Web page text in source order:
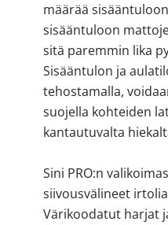
määrää
sisääntuloon
sitä paremmin lika
Sisääntulon ja
tehostamalla,
suojella kohteiden
kantautuvalta
Sini PRO:n
siivousvälineet
Värikoodatut harjat